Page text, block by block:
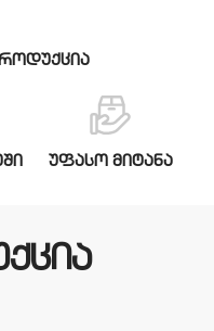
უფასო მიტანა